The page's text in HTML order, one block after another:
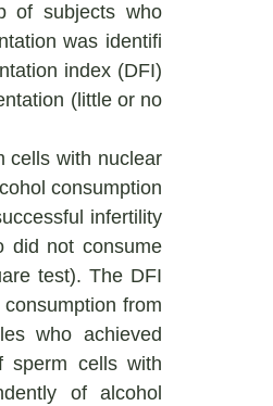
of subjects who
was identifi
index (DFI)
(little or no
cells with nuclear
consumption
infertility
did not consume
test). The DFI
from
who achieved
sperm cells with
of alcohol